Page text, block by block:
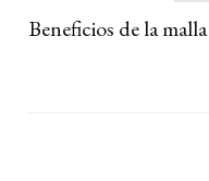
Beneficios de la